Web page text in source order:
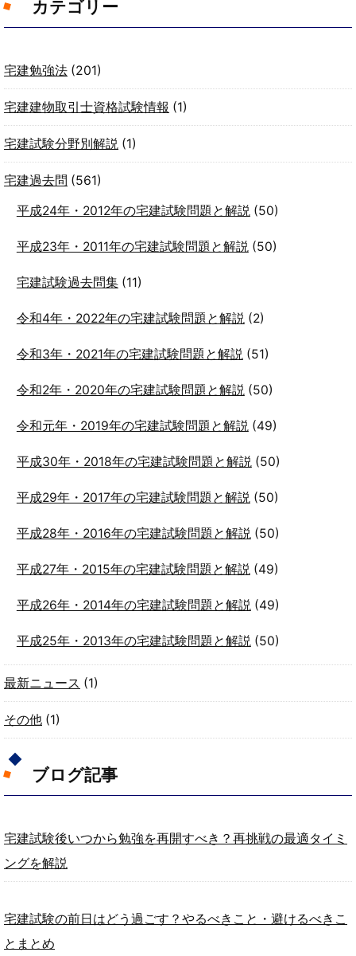
カテゴリー
宅建勉強法 (201)
宅建建物取引士資格試験情報 (1)
宅建試験分野別解説 (1)
宅建過去問 (561)
平成24年・2012年の宅建試験問題と解説(50)
平成23年・2011年の宅建試験問題と解説(50)
宅建試験過去問集(11)
令和4年・2022年の宅建試験問題と解説(2)
令和3年・2021年の宅建試験問題と解説(51)
令和2年・2020年の宅建試験問題と解説(50)
令和元年・2019年の宅建試験問題と解説(49)
平成30年・2018年の宅建試験問題と解説(50)
平成29年・2017年の宅建試験問題と解説(50)
平成28年・2016年の宅建試験問題と解説(50)
平成27年・2015年の宅建試験問題と解説(49)
平成26年・2014年の宅建試験問題と解説(49)
平成25年・2013年の宅建試験問題と解説(50)
最新ニュース (1)
その他 (1)
ブログ記事
宅建試験後いつから勉強を再開すべき？再挑戦の最適タイミ
ングを解説
宅建試験の前日はどう過ごす？やるべきこと・避けるべきこ
とまとめ